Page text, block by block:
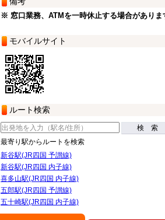
※ 窓口業務、ATMを一時休止する場合がありま
モバイルサイト
ルート検索
検 索
最寄り駅からルートを検索
新谷駅(JR四国 予讃線)
新谷駅(JR四国 内子線)
喜多山駅(JR四国 内子線)
五郎駅(JR四国 予讃線)
五十崎駅(JR四国 内子線)